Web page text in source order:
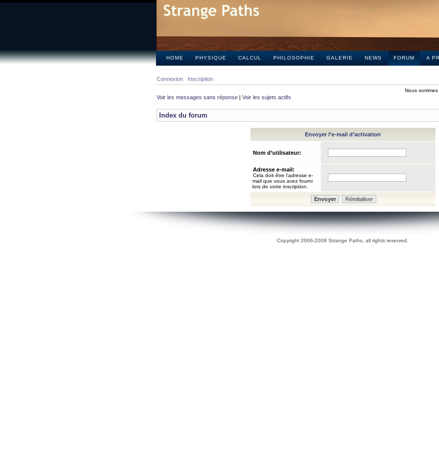
HOME PHYSIQUE CALCUL PHILOSOPHIE GALERIE NEWS FORUM A
Connexion Inscription
Nous
Voir les messages sans réponse | Voir les sujets actifs
Index du forum
Envoyer l’e-mail d’activation
Nom d’utilisateur:
Adresse e-mail:
Cela doit être l’adresse e-
mail que vous avez fourni
lors de votre inscription.
Copyright 2006-2008 Strange Paths, all rights reserved.